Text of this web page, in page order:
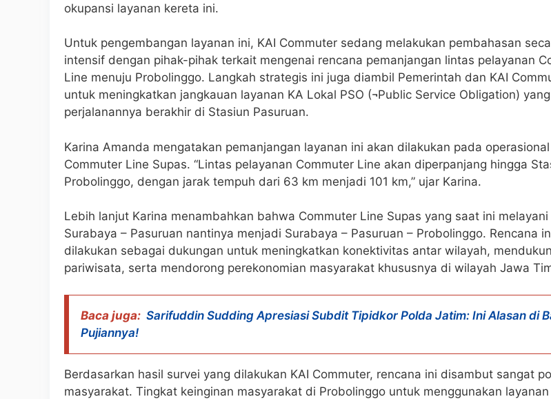
okupansi layanan kereta ini.
Untuk pengembangan layanan ini, KAI Commuter sedang melakukan pembahasan
intensif dengan pihak-pihak terkait mengenai rencana pemanjangan lintas pelayanan
Line menuju Probolinggo. Langkah strategis ini juga diambil Pemerintah dan KAI
untuk meningkatkan jangkauan layanan KA Lokal PSO (¬Public Service Obligation)
perjalanannya berakhir di Stasiun Pasuruan.
Karina Amanda mengatakan pemanjangan layanan ini akan dilakukan pada operasional
Commuter Line Supas. “Lintas pelayanan Commuter Line akan diperpanjang hingga
Probolinggo, dengan jarak tempuh dari 63 km menjadi 101 km,” ujar Karina.
Lebih lanjut Karina menambahkan bahwa Commuter Line Supas yang saat ini melayani
Surabaya – Pasuruan nantinya menjadi Surabaya – Pasuruan – Probolinggo. Rencana
dilakukan sebagai dukungan untuk meningkatkan konektivitas antar wilayah,
pariwisata, serta mendorong perekonomian masyarakat khususnya di wilayah Jawa
Baca juga: Sarifuddin Sudding Apresiasi Subdit Tipidkor Polda Jatim: Ini Alasan di
Pujiannya!
Berdasarkan hasil survei yang dilakukan KAI Commuter, rencana ini disambut sangat
masyarakat. Tingkat keinginan masyarakat di Probolinggo untuk menggunakan layanan